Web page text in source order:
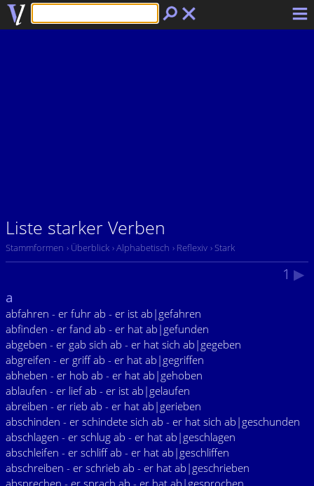
Liste starker Verben
Stammformen › Überblick › Alphabetisch › Reflexiv › Stark
1 ▶
a
abfahren - er fuhr ab - er ist ab|gefahren
abfinden - er fand ab - er hat ab|gefunden
abgeben - er gab sich ab - er hat sich ab|gegeben
abgreifen - er griff ab - er hat ab|gegriffen
abheben - er hob ab - er hat ab|gehoben
ablaufen - er lief ab - er ist ab|gelaufen
abreiben - er rieb ab - er hat ab|gerieben
abschinden - er schindete sich ab - er hat sich ab|geschunden
abschlagen - er schlug ab - er hat ab|geschlagen
abschleifen - er schliff ab - er hat ab|geschliffen
abschreiben - er schrieb ab - er hat ab|geschrieben
absprechen - er sprach ab - er hat ab|gesprochen